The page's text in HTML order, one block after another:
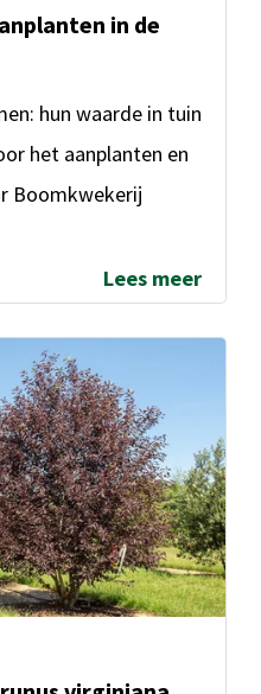
in de
hun waarde in tuin
het aanplanten en
Boomkwekerij
Lees meer